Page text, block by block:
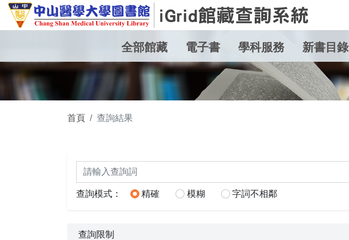
全部館藏 電子書 學科服務 新書目錄
首頁 查詢結果
關鍵詞查詢
查詢模式： 精確 模糊 字詞不相鄰
查詢限制